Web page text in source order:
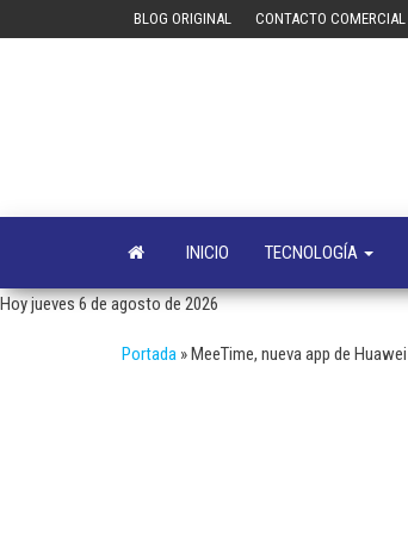
BLOG ORIGINAL CONTACTO COMERCIAL
INICIO TECNOLOGÍA
Hoy jueves 6 de agosto de 2026
Portada »MeeTime, nueva app de